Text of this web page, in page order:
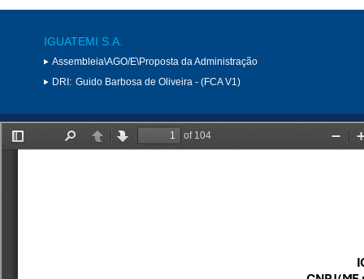
IGUATEMI S.A.
Assembleia\AGO/E\Proposta da Administração
DRI: Guido Barbosa de Oliveira - (FCA V1)